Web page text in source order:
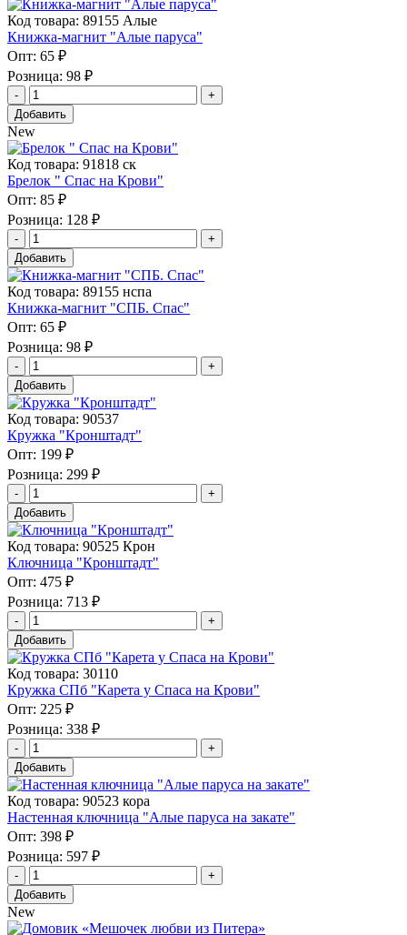
Код товара: 89155 Алые
Книжка-магнит "Алые паруса"
Опт: 65 ₽
Розница: 98 ₽
Добавить
New
Код товара: 91818 ск
Брелок " Спас на Крови"
Опт: 85 ₽
Розница: 128 ₽
Добавить
Код товара: 89155 нспа
Книжка-магнит "СПБ. Спас"
Опт: 65 ₽
Розница: 98 ₽
Добавить
Код товара: 90537
Кружка "Кронштадт"
Опт: 199 ₽
Розница: 299 ₽
Добавить
Код товара: 90525 Крон
Ключница "Кронштадт"
Опт: 475 ₽
Розница: 713 ₽
Добавить
Код товара: 30110
Кружка СПб "Карета у Спаса на Крови"
Опт: 225 ₽
Розница: 338 ₽
Добавить
Код товара: 90523 кора
Настенная ключница "Алые паруса на закате"
Опт: 398 ₽
Розница: 597 ₽
Добавить
New